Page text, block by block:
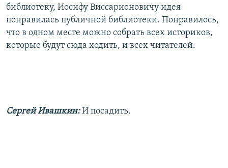
библиотеку, Иосифу Виссарионовичу идея
понравилась публичной библиотеки. Понравилось,
что в одном месте можно собрать всех историков,
которые будут сюда ходить, и всех читателей.
Сергей Ивашкин: И посадить.